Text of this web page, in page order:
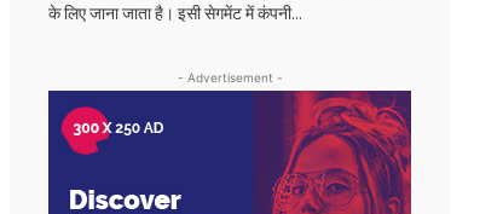
के लिए जाना जाता है। इसी सेगमेंट में कंपनी...
- Advertisement -